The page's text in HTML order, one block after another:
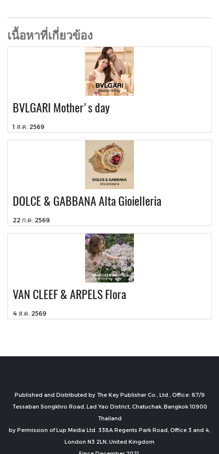
เนื้อหาที่เกี่ยวข้อง
BVLGARI Mother's day
1 ส.ค. 2569
DOLCE & GABBANA Alta Gioielleria
22 ก.ค. 2569
VAN CLEEF & ARPELS Flora
4 ส.ค. 2569
Published and Distributed by The Key Publisher Co., Ltd., Office: 87/9
Tessaban Songkhro Road, Lad Yao District, Chatuchak, Bangkok 10900
Thailand
by Permission of Lup Media Ltd. 338A Regents Park Road, Office 3 and 4,
London N3 2LN, United Kingdom